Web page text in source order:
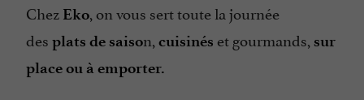
Chez Eko, on vous sert toute la journée
des plats de saison, cuisinés et gourmands, sur
place ou à emporter.